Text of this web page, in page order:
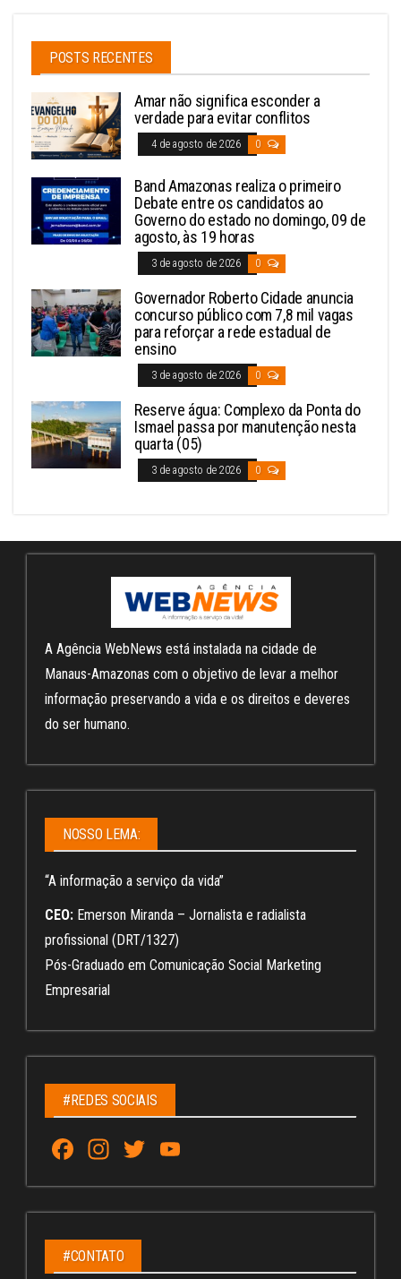
POSTS RECENTES
Amar não significa esconder a
verdade para evitar conflitos
4 de agosto de 2026 0
Band Amazonas realiza o primeiro
Debate entre os candidatos ao
Governo do estado no domingo, 09 de
agosto, às 19 horas
3 de agosto de 2026 0
Governador Roberto Cidade anuncia
concurso público com 7,8 mil vagas
para reforçar a rede estadual de
ensino
3 de agosto de 2026 0
Reserve água: Complexo da Ponta do
Ismael passa por manutenção nesta
quarta (05)
3 de agosto de 2026 0
A Agência WebNews está instalada na cidade de
Manaus-Amazonas com o objetivo de levar a melhor
informação preservando a vida e os direitos e deveres
do ser humano.
NOSSO LEMA:
“A informação a serviço da vida”
CEO: Emerson Miranda – Jornalista e radialista
profissional (DRT/1327)
Pós-Graduado em Comunicação Social Marketing
Empresarial
#REDES SOCIAIS
Fa
ce
bo
ok
In
st
ag
ra
m
T
wi
tt
u
Tu
C
#CONTATO